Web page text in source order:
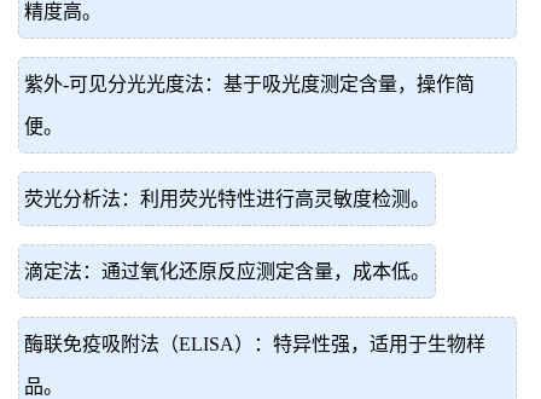
精度高。
紫外-可见分光光度法：基于吸光度测定含量，操作简
便。
荧光分析法：利用荧光特性进行高灵敏度检测。
滴定法：通过氧化还原反应测定含量，成本低。
酶联免疫吸附法（ELISA）：特异性强，适用于生物样
品。